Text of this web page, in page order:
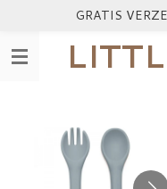
naar
GRATIS